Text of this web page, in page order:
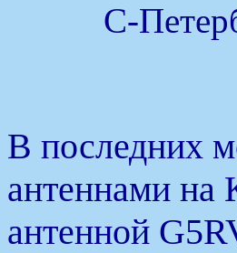
С-
В последних
антеннами на
антенной